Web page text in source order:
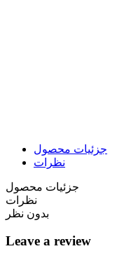
جزئیات محصول
نظرات
جزئیات محصول
نظرات
بدون نظر
Leave a review